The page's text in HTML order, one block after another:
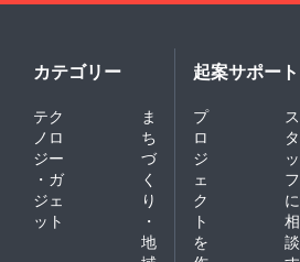
カテゴリー
テク
ノロ
ジー
・ガ
ジェ
ット
ま
ち
づ
く
り
・
地
起案サポート
プ
ロ
ジ
ェ
ク
ト
を
ス
タ
ッ
フ
に
相
談